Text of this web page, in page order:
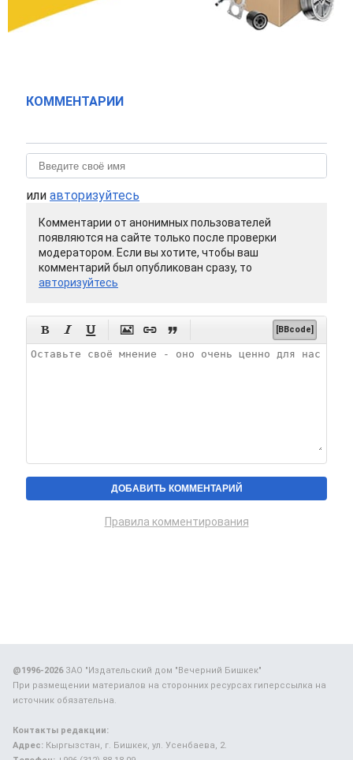
КОММЕНТАРИИ
или авторизуйтесь
Комментарии от анонимных пользователей
появляются на сайте только после проверки
модератором. Если вы хотите, чтобы ваш
комментарий был опубликован сразу, то
авторизуйтесь
      [BBcode]
Правила комментирования
@1996-2026ЗАО "Издательский дом "Вечерний Бишкек"
При размещении материалов на сторонних ресурсах гиперссылка на
источник обязательна.
Контакты редакции:
Адрес: Кыргызстан, г. Бишкек, ул. Усенбаева, 2.